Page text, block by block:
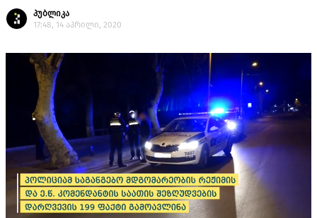
პუბლიკა
17:48, 14 აპრილი, 2020